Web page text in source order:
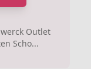
Outlet
Scho...